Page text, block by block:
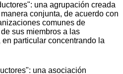
una agrupación creada
conjunta, de acuerdo con
comunes de
sus miembros a las
particular concentrando la
una asociación